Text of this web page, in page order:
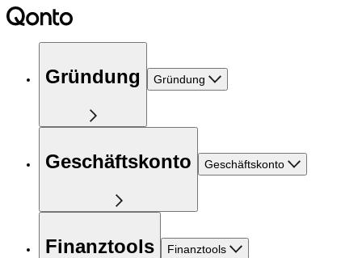
Gründung Gründung
Geschäftskonto Geschäftskonto
Finanztools Finanztools